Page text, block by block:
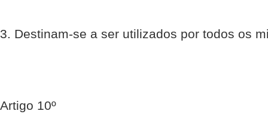
3. Destinam-se a ser utilizados por todos os
Artigo 10º